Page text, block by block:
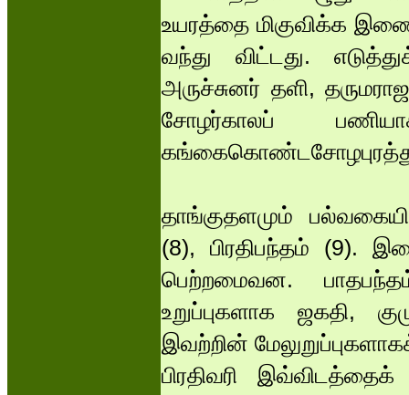
உயரத்தை மிகுவிக்க
வந்து விட்டது.
அருச்சுனர் தளி,
சோழர்காலப்
தாங்குதளமும்
(8), பிரதிபந்தம் (9).
பெற்றமைவன.
உறுப்புகளாக ஜகதி,
இவற்றின்
பிரதிவரி